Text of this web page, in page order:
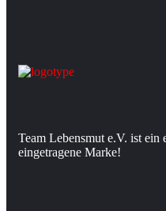
Team Lebensmut e.V. ist ein
eingetragene Marke!